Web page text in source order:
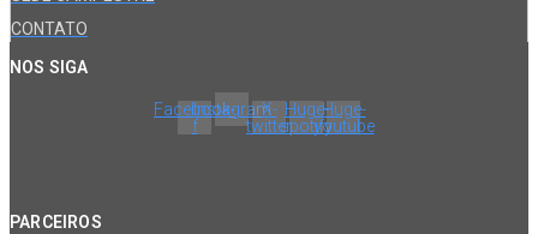
CONTATO
NOS SIGA
Facebook-
f
InstagramX-
twitter
Huge-
spotify
Huge-
youtube
PARCEIROS